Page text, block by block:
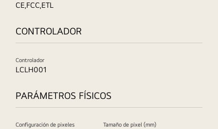
CE,FCC,ETL
CONTROLADOR
Controlador
LCLH001
PARÁMETROS FÍSICOS
Configuración de pixeles Tamaño de píxel (mm)